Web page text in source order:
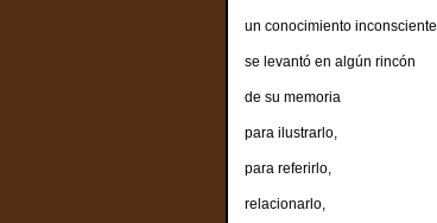
un conocimiento inconsciente
se levantó en algún rincón
de su memoria
para ilustrarlo,
para referirlo,
relacionarlo,